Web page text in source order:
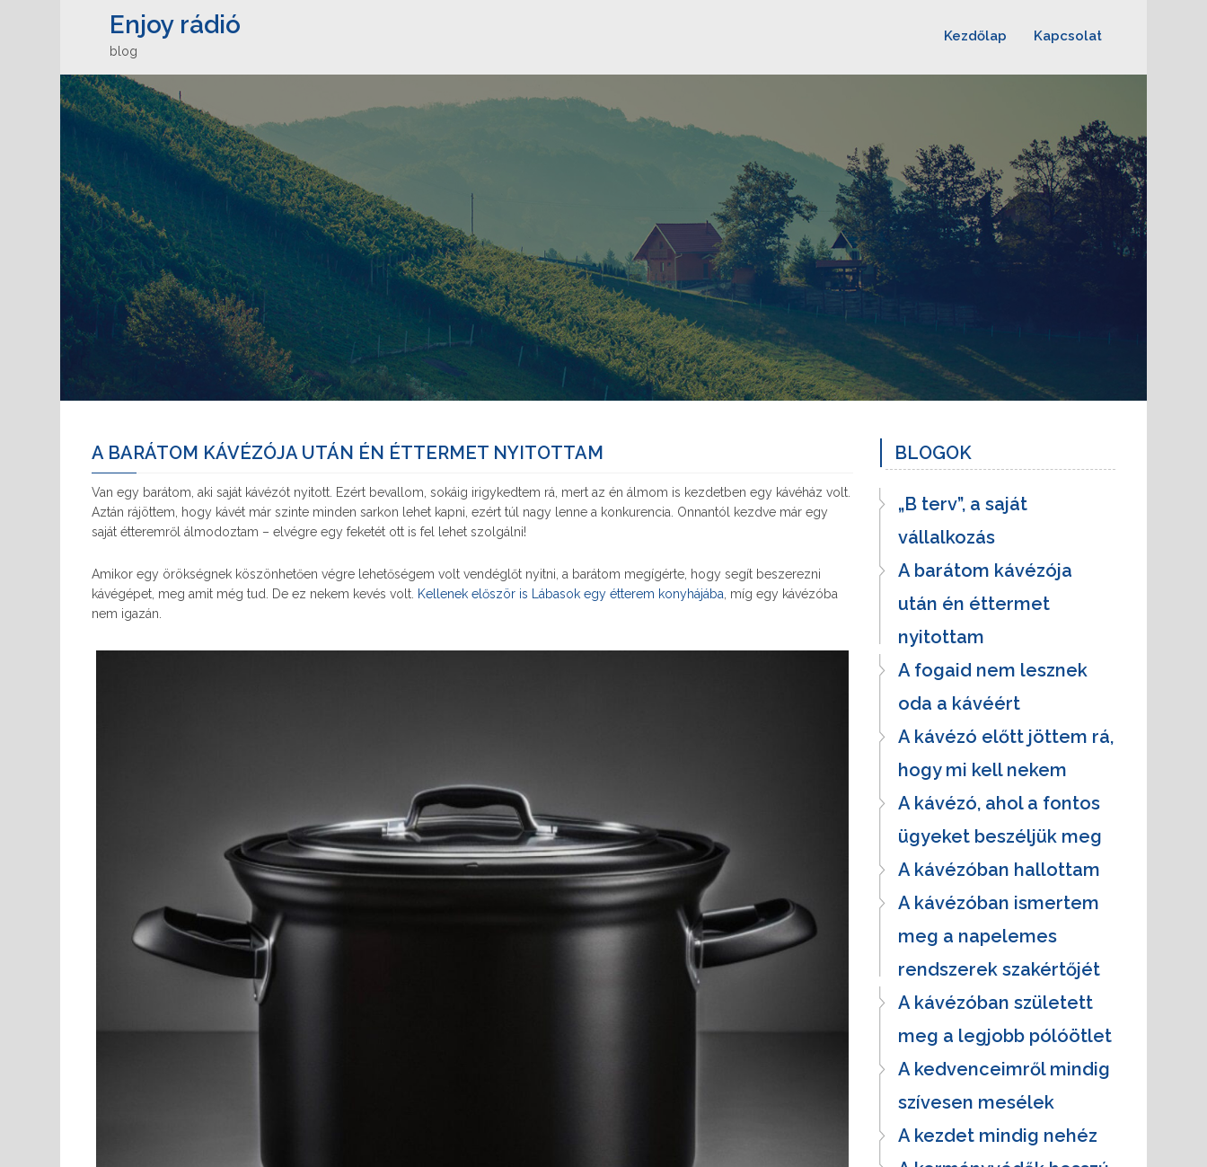
Enjoy rádió
blog
Kezdőlap Kapcsolat
A BARÁTOM KÁVÉZÓJA UTÁN ÉN ÉTTERMET NYITOTTAM
Van egy barátom, aki saját kávézót nyitott. Ezért bevallom, sokáig irigykedtem rá, mert az én álmom is kezdetben egy kávéház volt.
Aztán rájöttem, hogy kávét már szinte minden sarkon lehet kapni, ezért túl nagy lenne a konkurencia. Onnantól kezdve már egy
saját étteremről álmodoztam – elvégre egy feketét ott is fel lehet szolgálni!
Amikor egy örökségnek köszönhetően végre lehetőségem volt vendéglőt nyitni, a barátom megígérte, hogy segít beszerezni
kávégépet, meg amit még tud. De ez nekem kevés volt. Kellenek először is Lábasok egy étterem konyhájába , míg egy kávézóba
nem igazán.
BLOGOK
„B terv”, a saját
vállalkozás
A barátom kávézója
után én éttermet
nyitottam
A fogaid nem lesznek
oda a kávéért
A kávézó előtt jöttem rá,
hogy mi kell nekem
A kávézó, ahol a fontos
ügyeket beszéljük meg
A kávézóban hallottam
A kávézóban ismertem
meg a napelemes
rendszerek szakértőjét
A kávézóban született
meg a legjobb pólóötlet
A kedvenceimről mindig
szívesen mesélek
A kezdet mindig nehéz